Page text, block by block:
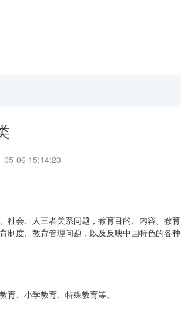
05-06 15:14:23
社会、人三者关系问题，教育目的、内容、教育
制度、教育管理问题，以及反映中国特色的各种
、小学教育、特殊教育等。